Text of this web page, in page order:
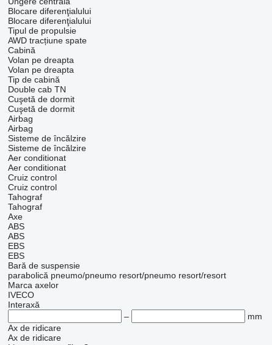
Blocare diferenţialului
Blocare diferenţialului
Tipul de propulsie
AWD tracțiune spate
Cabină
Volan pe dreapta
Volan pe dreapta
Tip de cabină
Double cab TN
Cuşetă de dormit
Cuşetă de dormit
Airbag
Airbag
Sisteme de încălzire
Sisteme de încălzire
Aer conditionat
Aer conditionat
Cruiz control
Cruiz control
Tahograf
Tahograf
Axe
ABS
ABS
EBS
EBS
Bară de suspensie
parabolică pneumo/pneumo resort/pneumo resort/resort
Marca axelor
IVECO
Interaxă
–
mm
Ax de ridicare
Ax de ridicare